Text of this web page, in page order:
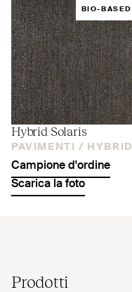
BIO-BASED
Hybrid Solaris
PAVIMENTI / HYBRID
Campione d'ordine
Scarica la foto
Prodotti